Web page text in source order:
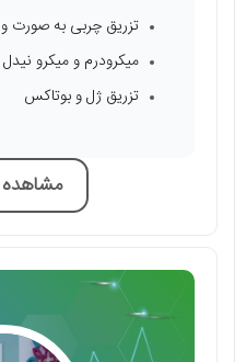
تزریق چربی به صورت
میکرودرم و میکرو نیدل
تزریق ژل و بوتاکس
مشاهده